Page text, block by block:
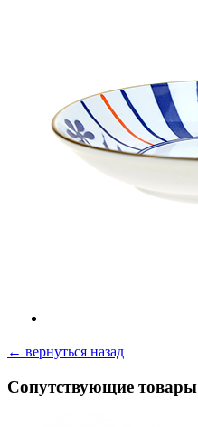
← вернуться назад
Сопутствующие товары